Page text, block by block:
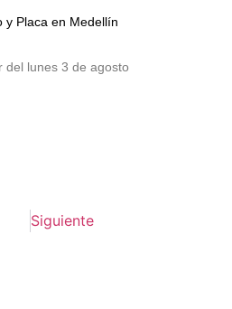
y Placa en Medellín
del lunes 3 de agosto
Siguiente